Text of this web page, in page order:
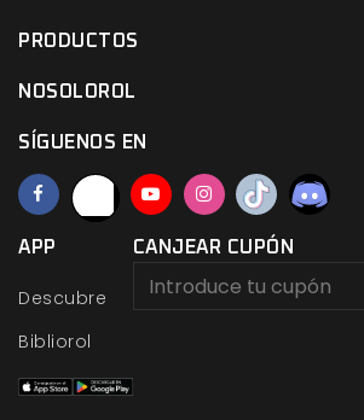
PRODUCTOS
NOSOLOROL
SÍGUENOS EN
APP
Descubre
Bibliorol
CANJEAR CUPÓN